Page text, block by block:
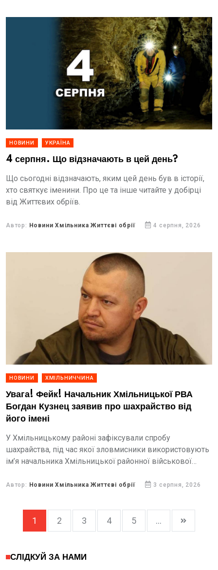
НОВИНИ УКРАЇНА
4 серпня. Що відзначають в цей день?
Що сьогодні відзначають, яким цей день був в історії,
хто святкує іменини. Про це та інше читайте у добірці
від Життєвих обріїв.
Автор: Новини Хмільника Життєві обрії 4 серпня, 2026
НОВИНИ ХМІЛЬНИЧЧИНА
Увага! Фейк! Начальник Хмільницької РВА
Богдан Кузнец заявив про шахрайство від
його імені
У Хмільницькому районі зафіксували спробу
шахрайства, під час якої зловмисники використовують
ім’я начальника Хмільницької районної військової
Автор: Новини Хмільника Життєві обрії 3 серпня, 2026
1 2 3 4 5 ...
СЛІДКУЙ ЗА НАМИ